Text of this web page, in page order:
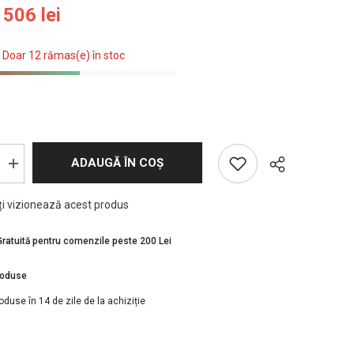
506 lei
12 rămas(e) în stoc
Creșteți
cantitatea
Wahl
contur
Detailer
ADAUGĂ ÎN COȘ
vizionează acest produs
pentru comenzile peste 200 Lei
în 14 de zile de la achiziție